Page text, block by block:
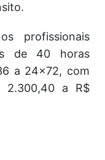
profissionais
de 40 horas
a 24x72, com
2.300,40 a R$